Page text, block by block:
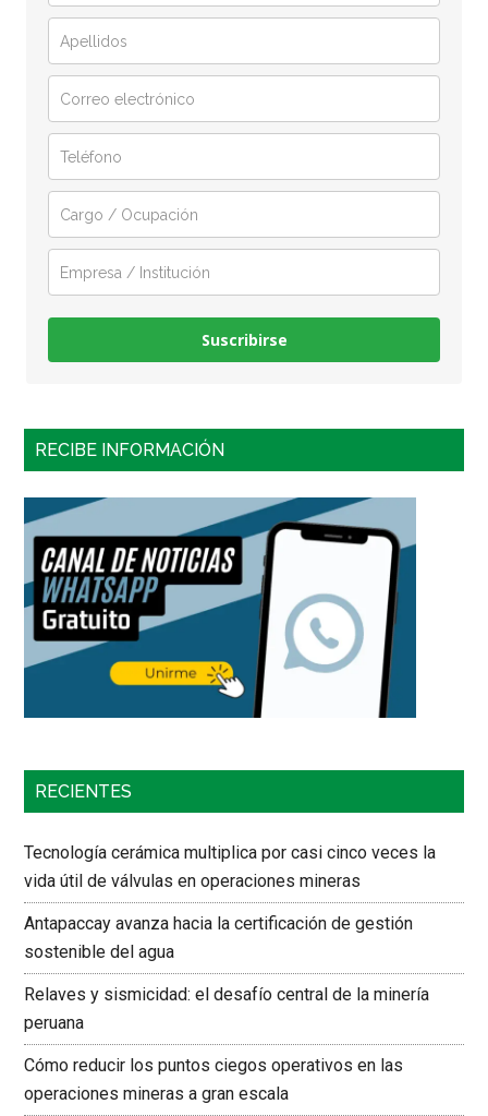
Suscribirse
RECIBE INFORMACIÓN
RECIENTES
Tecnología cerámica multiplica por casi cinco veces la
vida útil de válvulas en operaciones mineras
Antapaccay avanza hacia la certificación de gestión
sostenible del agua
Relaves y sismicidad: el desafío central de la minería
peruana
Cómo reducir los puntos ciegos operativos en las
operaciones mineras a gran escala